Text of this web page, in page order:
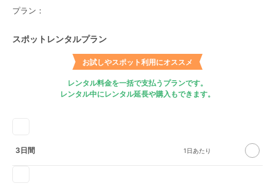
プラン：
スポットレンタルプラン
お試しやスポット利用にオススメ
レンタル料金を一括で支払うプランです。
レンタル中にレンタル延長や購入もできます。
3日間